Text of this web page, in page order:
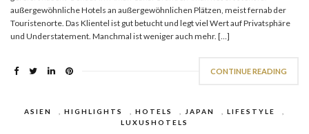
außergewöhnliche Hotels an außergewöhnlichen Plätzen, meist fernab der
Touristenorte. Das Klientel ist gut betucht und legt viel Wert auf Privatsphäre
und Understatement. Manchmal ist weniger auch mehr. […]
CONTINUE READING
ASIEN HIGHLIGHTS HOTELS JAPAN LIFESTYLE
LUXUSHOTELS